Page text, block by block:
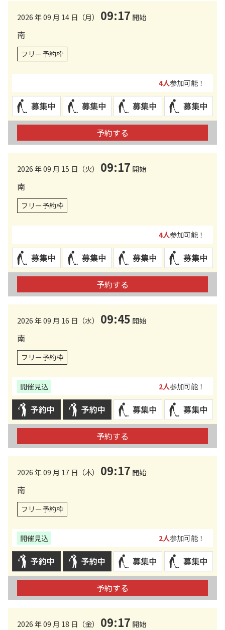
2026 年 09 月 14 日（月） 09:17 開始
南
フリー予約枠
4人参加可能！
予約する
2026 年 09 月 15 日（火） 09:17 開始
南
フリー予約枠
4人参加可能！
予約する
2026 年 09 月 16 日（水） 09:45 開始
南
フリー予約枠
開催見込 2人参加可能！
予約する
2026 年 09 月 17 日（木） 09:17 開始
南
フリー予約枠
開催見込 2人参加可能！
予約する
2026 年 09 月 18 日（金） 09:17 開始